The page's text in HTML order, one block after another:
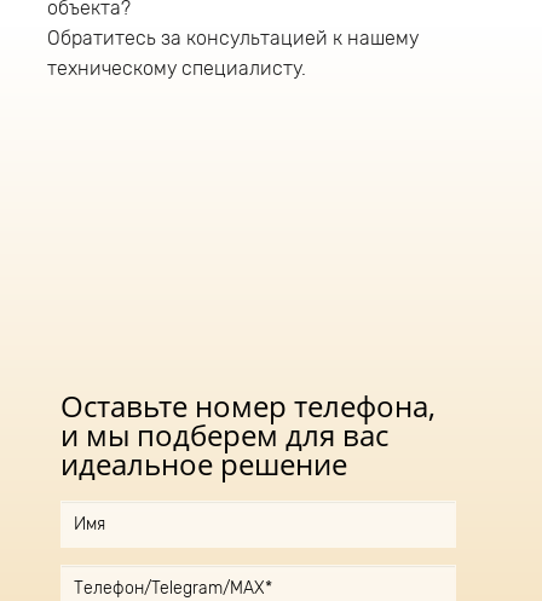
защиту светильника от перегрева;
защиту от скачков напряжения;
защиту от короткого замыкания;
объекта?
Обратитесь за консультацией к нашему
техническому специалисту.
Оставьте номер телефона,
и мы подберем для вас
идеальное решение